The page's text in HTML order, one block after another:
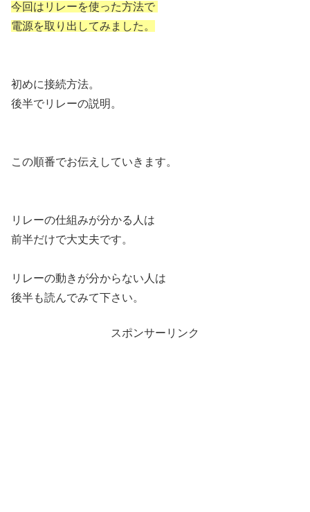
今回はリレーを使った方法で
電源を取り出してみました。
初めに接続方法。
後半でリレーの説明。
この順番でお伝えしていきます。
リレーの仕組みが分かる人は
前半だけで大丈夫です。
リレーの動きが分からない人は
後半も読んでみて下さい。
スポンサーリンク